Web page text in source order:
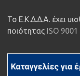
Το Ε.Κ.Δ.Δ.Α. έχει
ποιότητας ISO 9001